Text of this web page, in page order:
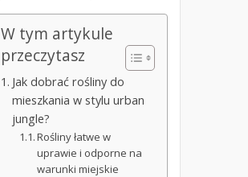
W tym artykule
przeczytasz
Jak dobrać rośliny do
mieszkania w stylu urban
jungle?
Rośliny łatwe w
uprawie i odporne na
warunki miejskie